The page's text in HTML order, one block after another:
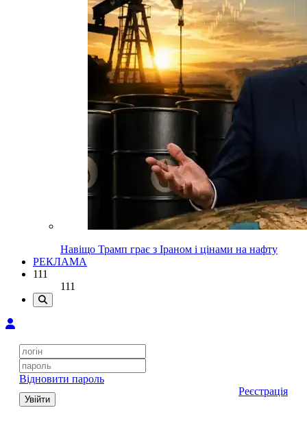
Навіщо Трамп грає з Іраном і цінами на нафту
РЕКЛАМА
111
111
Відновити пароль
Увійти
Реєстрація